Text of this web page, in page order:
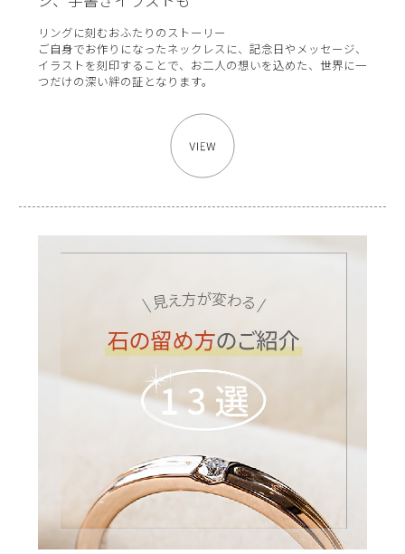
リングに刻むおふたりのストーリー
ご自身でお作りになったネックレスに、記念日やメッセージ、
イラストを刻印することで、お二人の想いを込めた、世界に一
つだけの深い絆の証となります。